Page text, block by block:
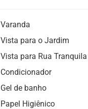
Varanda
Vista para o Jardim
Vista para Rua Tranquila
Condicionador
Gel de banho
Papel Higiênico